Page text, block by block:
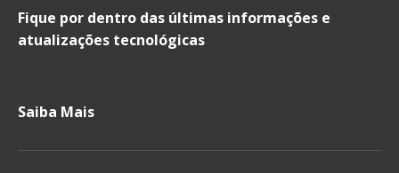
Fique por dentro das últimas informações e
atualizações tecnológicas
Saiba Mais